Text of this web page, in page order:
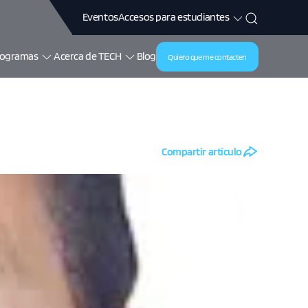
EventosAccesos para estudiantes
Acerca de TECH Blog Quiero que me contacten
Compartir artículo